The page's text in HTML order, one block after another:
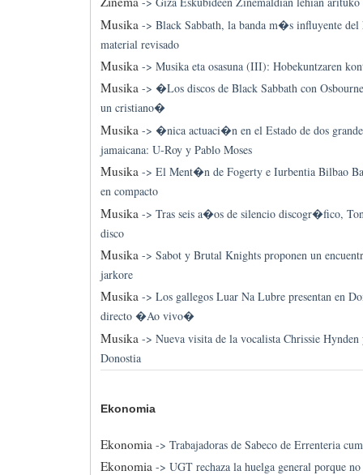
Musika -> Black Sabbath, la banda m�s influyente del
material revisado
Musika-> Musika eta osasuna (III): Hobekuntzaren
Musika-> �Los discos de Black Sabbath con
un cristiano�
Musika-> �nica actuaci�n en el Estado de dos
jamaicana: U-Roy y Pablo Moses
Musika-> El Ment�n de Fogerty e Iurbentia Bilbao
en compacto
Musika -> Tras seis a�os de silencio discogr�fico,
disco
Musika-> Sabot y Brutal Knights proponen un
jarkore
Musika-> Los gallegos Luar Na Lubre presentan en
directo �Ao vivo�
Musika-> Nueva visita de la vocalista Chrissie Hynden
Donostia
Ekonomia
Ekonomia -> Trabajadoras de Sabeco de Errenteria
Ekonomia-> UGT rechaza la huelga general porque